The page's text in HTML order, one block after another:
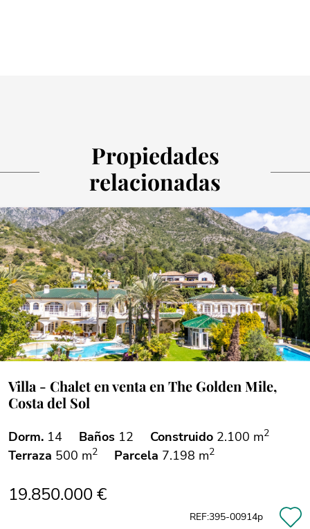
Propiedades
relacionadas
Villa - Chalet en venta en The Golden Mile,
Costa del Sol
Dorm. 14 Baños 12 Construido 2.100 m2
Terraza 500 m2 Parcela 7.198 m2
19.850.000 €
REF:395-00914p